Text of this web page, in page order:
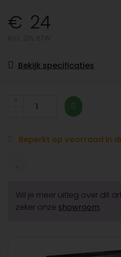
24
Bekijk specificaties
Beperkt op voorraad in
Wil je meer uitleg over dit
zeker onze showroom.